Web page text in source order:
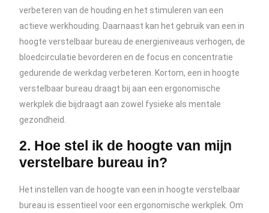
verbeteren van de houding en het stimuleren van een
actieve werkhouding. Daarnaast kan het gebruik van een in
hoogte verstelbaar bureau de energieniveaus verhogen, de
bloedcirculatie bevorderen en de focus en concentratie
gedurende de werkdag verbeteren. Kortom, een in hoogte
verstelbaar bureau draagt bij aan een ergonomische
werkplek die bijdraagt aan zowel fysieke als mentale
gezondheid.
2. Hoe stel ik de hoogte van mijn
verstelbare bureau in?
Het instellen van de hoogte van een in hoogte verstelbaar
bureau is essentieel voor een ergonomische werkplek. Om